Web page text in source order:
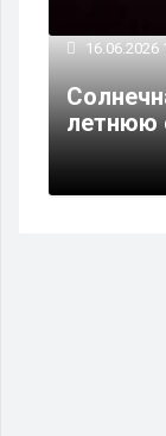
16.06.2026
летнюю